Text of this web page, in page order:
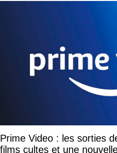
Prime Video : les sorties
films cultes et une